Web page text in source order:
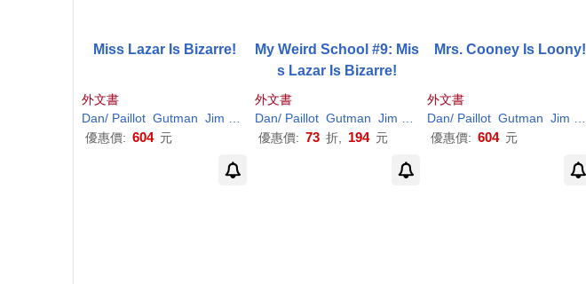
Miss Lazar Is Bizarre!
外文書
Dan/ Paillot Gutman Jim
優惠價: 604 元
My Weird School #9: Mis
s Lazar Is Bizarre!
外文書
Dan/ Paillot Gutman Jim
優惠價: 73 折, 194 元
Mrs. Cooney Is Loony!
外文書
Dan/ Paillot Gutman Jim
優惠價: 604 元